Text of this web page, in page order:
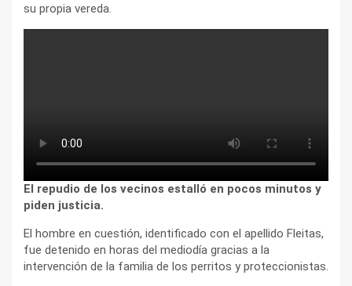
su propia vereda.
El repudio de los vecinos estalló en pocos minutos y
piden justicia.
El hombre en cuestión, identificado con el apellido Fleitas,
fue detenido en horas del mediodía gracias a la
intervención de la familia de los perritos y proteccionistas.